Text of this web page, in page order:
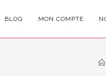
BLOG MON COMPTE